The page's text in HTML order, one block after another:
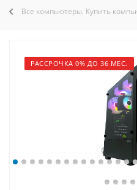
Все компьютеры. Купить
РАССРОЧКА 0% ДО 36 МЕС.